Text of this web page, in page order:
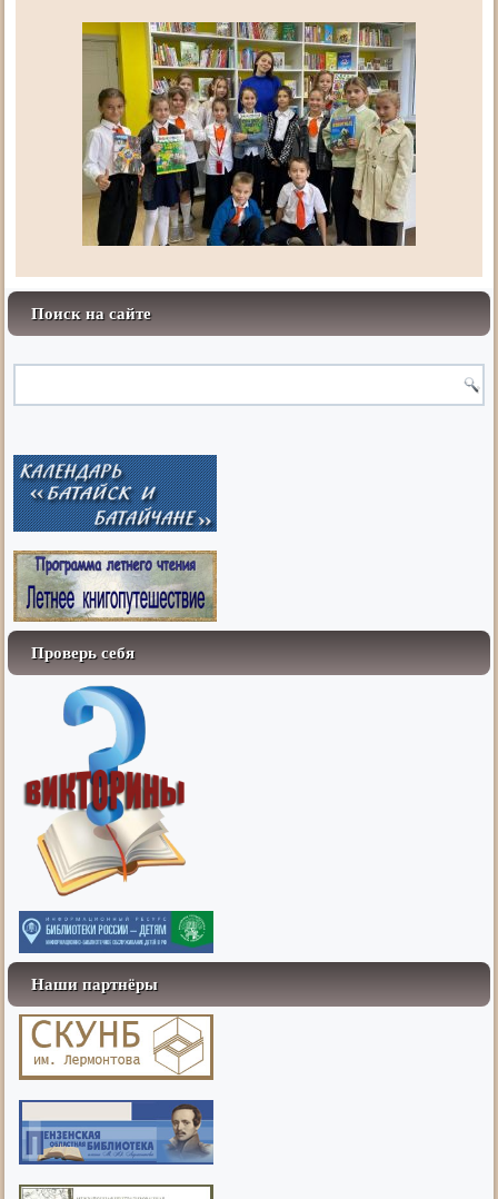
Поиск на сайте
Проверь себя
Наши партнёры